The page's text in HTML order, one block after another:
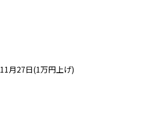
11月27日(1万円上げ)